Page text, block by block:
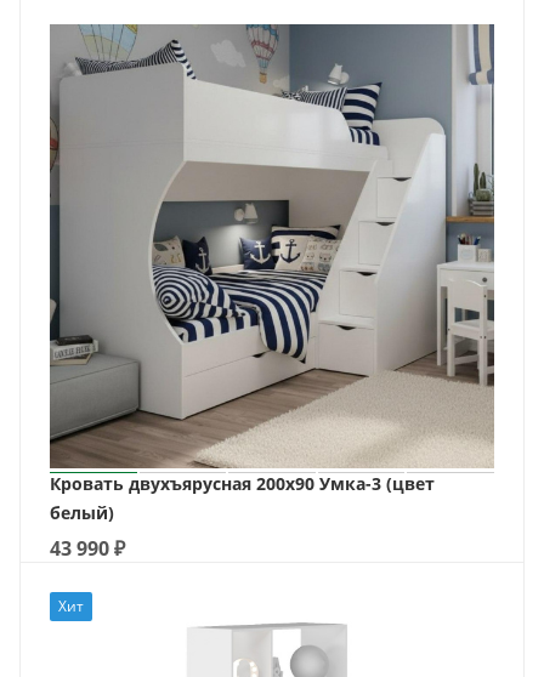
Кровать двухъярусная 200х90 Умка-3 (цвет
белый)
43 990₽
Хит